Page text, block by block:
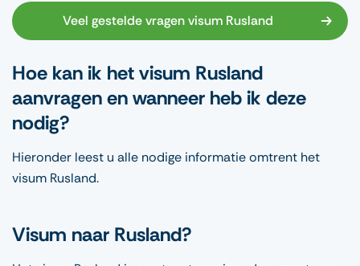
Veel gestelde vragen visum Rusland
Hoe kan ik het visum Rusland
aanvragen en wanneer heb ik deze
nodig?
Hieronder leest u alle nodige informatie omtrent het
visum Rusland.
Visum naar Rusland?